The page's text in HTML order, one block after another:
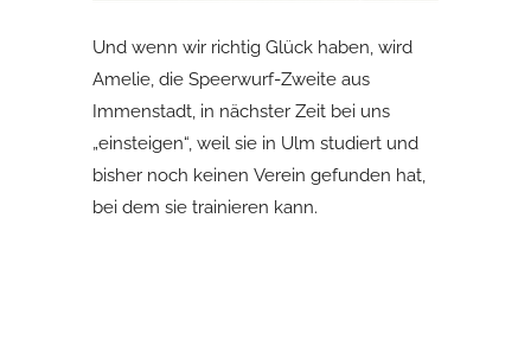
Und wenn wir richtig Glück haben, wird
Amelie, die Speerwurf-Zweite aus
Immenstadt, in nächster Zeit bei uns
„einsteigen“, weil sie in Ulm studiert und
bisher noch keinen Verein gefunden hat,
bei dem sie trainieren kann.